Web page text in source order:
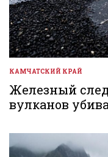
ОПУБЛИКОВАНО
В
КАМЧАТСКИЙ КРАЙ
Железный
вулканов